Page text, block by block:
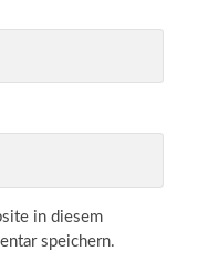
in diesem
speichern.